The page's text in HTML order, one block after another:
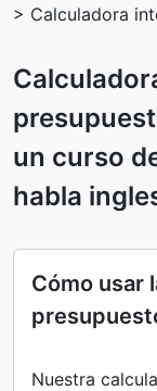
> Calculadora
un curso
habla
Cómo usar
Nuestra